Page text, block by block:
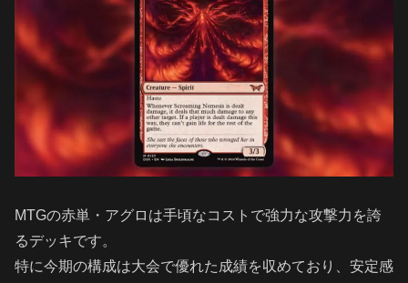
MTGの赤単・アグロは手頃なコストで強力な攻撃力を誇
るデッキです。
特に今期の構成は大会で優れた成績を収めており、安定感